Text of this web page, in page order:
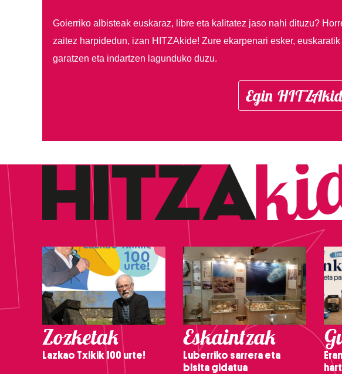
Goierriko albisteak euskaraz, libre eta kalitatez jaso nahi dituzu?
zaitez harpidedun, izan HITZAkide! Zure ekarpenari esker,
garatzen eta indartzen lagunduko duzu.
Egin
Zozketak
Lazkao Txikik 100 urte!
Eskaintzak
Luberriko sarrera eta
bisita gidatua